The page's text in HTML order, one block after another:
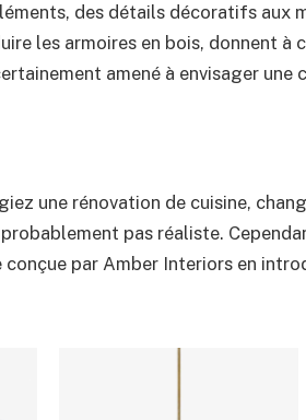
des détails décoratifs aux
les armoires en bois, donnent à
amené à envisager une
une rénovation de cuisine,
pas réaliste.
par Amber Interiors en